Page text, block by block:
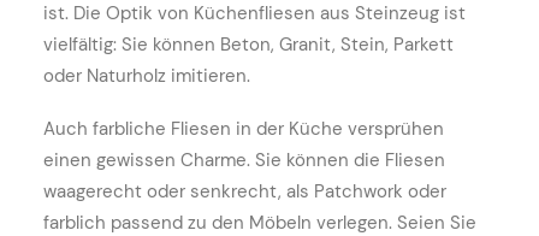
ist. Die Optik von Küchenfliesen aus Steinzeug ist
vielfältig: Sie können Beton, Granit, Stein, Parkett
oder Naturholz imitieren.
Auch farbliche Fliesen in der Küche versprühen
einen gewissen Charme. Sie können die Fliesen
waagerecht oder senkrecht, als Patchwork oder
farblich passend zu den Möbeln verlegen. Seien Sie